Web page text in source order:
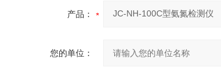
产品：
您的单位：